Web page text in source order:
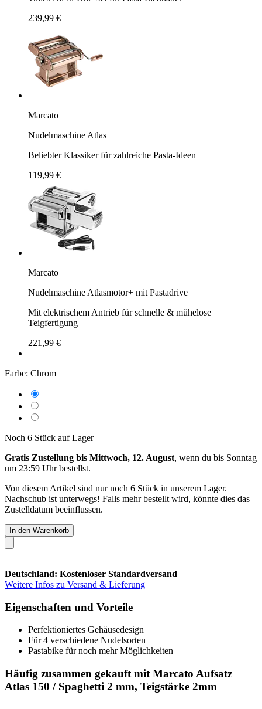
239,99 €
Marcato
Nudelmaschine Atlas+
Beliebter Klassiker für zahlreiche Pasta-Ideen
119,99 €
Marcato
Nudelmaschine Atlasmotor+ mit Pastadrive
Mit elektrischem Antrieb für schnelle & mühelose
Teigfertigung
221,99 €
Farbe: Chrom
Noch 6 Stück auf Lager
Gratis Zustellung bis Mittwoch, 12. August, wenn du bis Sonntag
um 23:59 Uhrbestellst.
Von diesem Artikel sind nur noch 6 Stück in unserem Lager.
Nachschub ist unterwegs! Falls mehr bestellt wird, könnte dies das
Zustelldatum beeinflussen.
In den Warenkorb
Deutschland: Kostenloser Standardversand
Weitere Infos zu Versand & Lieferung
Eigenschaften und Vorteile
Perfektioniertes Gehäusedesign
Für 4 verschiedene Nudelsorten
Pastabike für noch mehr Möglichkeiten
Häufig zusammen gekauft mit Marcato Aufsatz
Atlas 150 / Spaghetti 2 mm, Teigstärke 2mm